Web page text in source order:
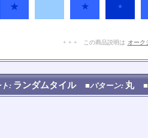
★ ★ ★
+ + + この商品説明は オーク
: ランダムタイル ■パターン: 丸